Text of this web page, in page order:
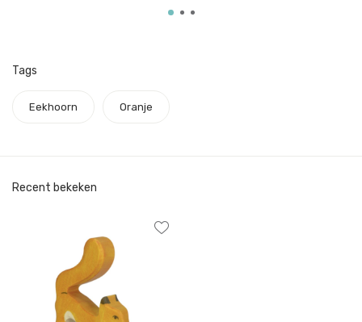
Tags
Eekhoorn Oranje
Recent bekeken